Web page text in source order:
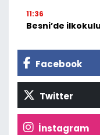
11:36
Besni’de
Facebook
Twitter
İnstagram